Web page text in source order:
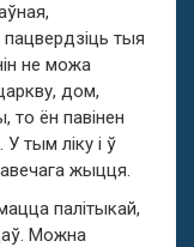
тыя
не можа
дом,
то ён павінен
тым ліку і ў
жыцця.
палітыкай,
Можна